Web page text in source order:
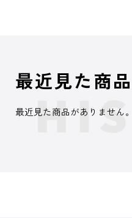
最近見た商品
最近見た商品がありません。